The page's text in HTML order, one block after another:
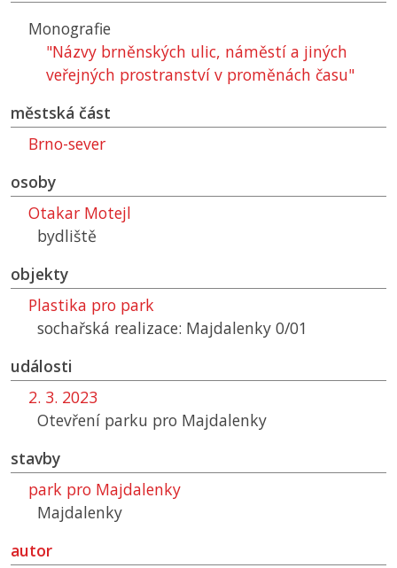
Monografie
"Názvy brněnských ulic, náměstí a jiných
veřejných prostranství v proměnách času"
městská část
Brno-sever
osoby
Otakar Motejl
bydliště
objekty
Plastika pro park
sochařská realizace: Majdalenky 0/01
události
2. 3. 2023
Otevření parku pro Majdalenky
stavby
park pro Majdalenky
Majdalenky
autor